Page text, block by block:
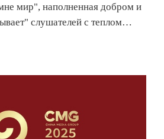
мир", наполненная добром и
слушателей с теплом…